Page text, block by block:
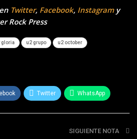
Twitter, Facebook, Instagramy
Rock Press
gloria u2 grupo u2 october
Twitter WhatsApp
SIGUIENTE NOTA